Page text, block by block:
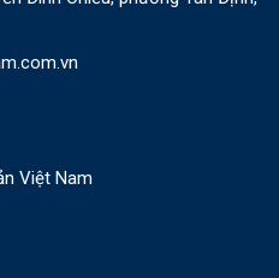
Việt Nam